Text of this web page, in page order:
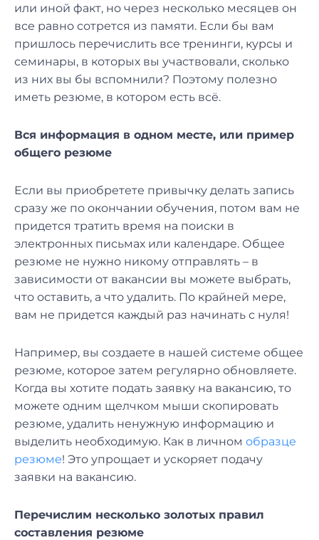
или иной факт, но через несколько месяцев он
все равно сотрется из памяти. Если бы вам
пришлось перечислить все тренинги, курсы и
семинары, в которых вы участвовали, сколько
из них вы бы вспомнили? Поэтому полезно
иметь резюме, в котором есть всё.
Вся информация в одном месте, или пример
общего резюме
Если вы приобретете привычку делать запись
сразу же по окончании обучения, потом вам не
придется тратить время на поиски в
электронных письмах или календаре. Общее
резюме не нужно никому отправлять – в
зависимости от вакансии вы можете выбрать,
что оставить, а что удалить. По крайней мере,
вам не придется каждый раз начинать с нуля!
Например, вы создаете в нашей системе общее
резюме, которое затем регулярно обновляете.
Когда вы хотите подать заявку на вакансию, то
можете одним щелчком мыши скопировать
резюме, удалить ненужную информацию и
выделить необходимую. Как в личном образце
резюме! Это упрощает и ускоряет подачу
заявки на вакансию.
Перечислим несколько золотых правил
составления резюме